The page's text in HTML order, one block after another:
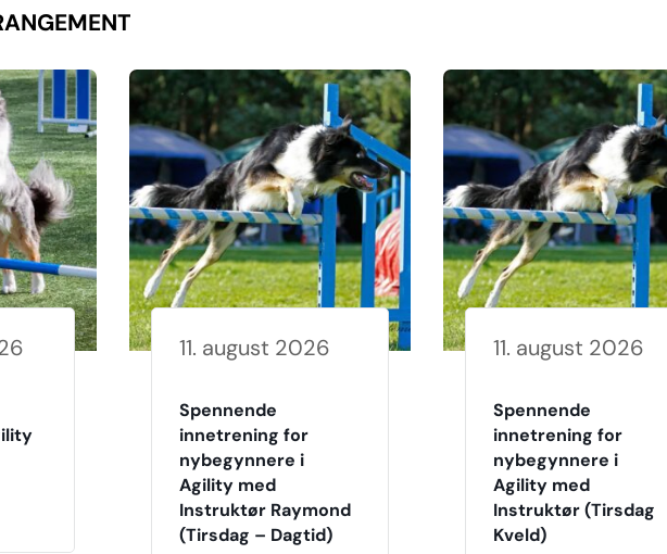
11. august 2026
Spennende
innetrening for
nybegynnere i
Agility med
Instruktør Raymond
(Tirsdag – Dagtid)
11. august 2026
Spennende
innetrening for
nybegynnere i
Agility med
Instruktør (Tirsdag
Kveld)